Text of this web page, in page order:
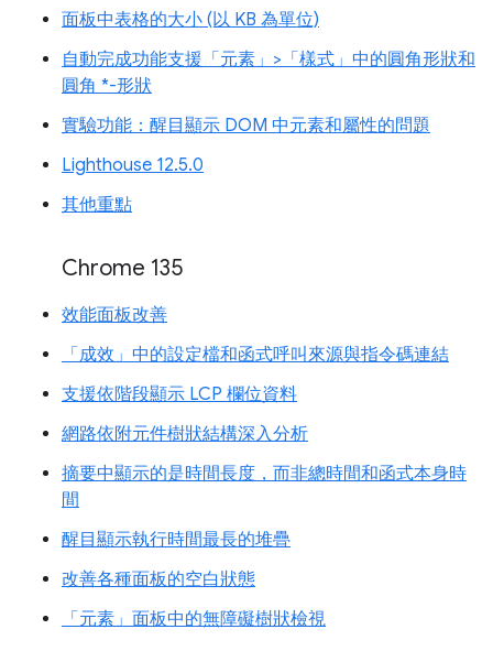
面板中表格的大小 (以 KB 為單位)
自動完成功能支援「元素」>「樣式」中的圓角形狀和
圓角 *-形狀
實驗功能：醒目顯示 DOM 中元素和屬性的問題
Lighthouse 12.5.0
其他重點
Chrome 135
效能面板改善
「成效」中的設定檔和函式呼叫來源與指令碼連結
支援依階段顯示 LCP 欄位資料
網路依附元件樹狀結構深入分析
摘要中顯示的是時間長度，而非總時間和函式本身時
間
醒目顯示執行時間最長的堆疊
改善各種面板的空白狀態
「元素」面板中的無障礙樹狀檢視